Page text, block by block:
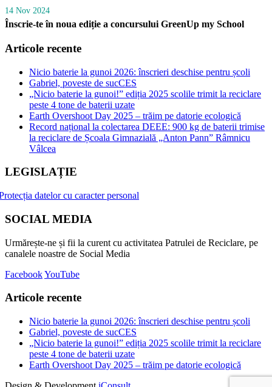
14 Nov 2024
Înscrie-te în noua ediție a concursului GreenUp my School
Articole recente
Nicio baterie la gunoi 2026: înscrieri deschise pentru școli
Gabriel, poveste de sucCES
„Nicio baterie la gunoi!” ediția 2025 scolile trimit la reciclare
peste 4 tone de baterii uzate
Earth Overshoot Day 2025 – trăim pe datorie ecologică
Record național la colectarea DEEE: 900 kg de baterii trimise
la reciclare de Școala Gimnazială „Anton Pann” Râmnicu
Vâlcea
LEGISLAȚIE
datelor cu caracter personal
SOCIAL MEDIA
Urmărește-ne și fii la curent cu activitatea Patrulei de Reciclare, pe
canalele noastre de Social Media
FacebookYouTube
Articole recente
Nicio baterie la gunoi 2026: înscrieri deschise pentru școli
Gabriel, poveste de sucCES
„Nicio baterie la gunoi!” ediția 2025 scolile trimit la reciclare
peste 4 tone de baterii uzate
Earth Overshoot Day 2025 – trăim pe datorie ecologică